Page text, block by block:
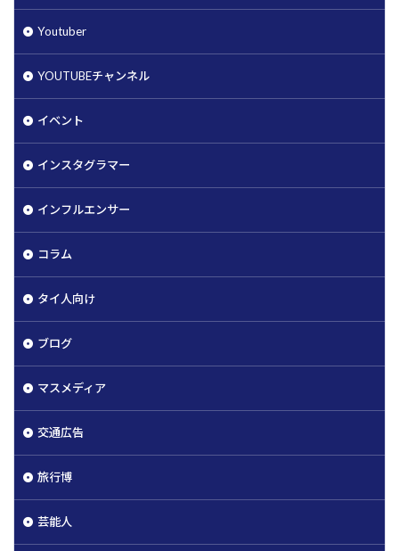
Youtuber
YOUTUBEチャンネル
イベント
インスタグラマー
インフルエンサー
コラム
タイ人向け
ブログ
マスメディア
交通広告
旅行博
芸能人